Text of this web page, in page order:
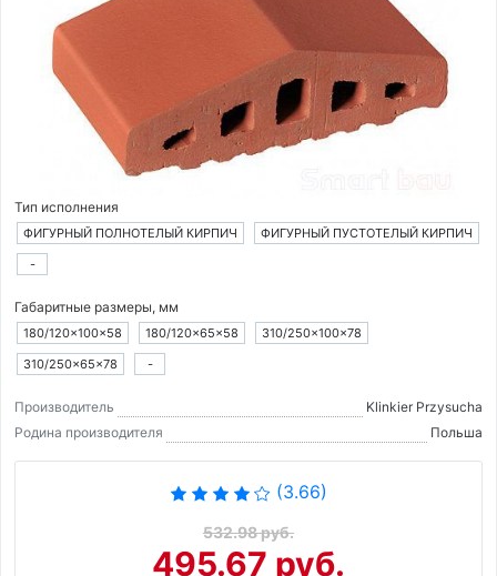
Тип исполнения
ФИГУРНЫЙ ПОЛНОТЕЛЫЙ КИРПИЧ
ФИГУРНЫЙ ПУСТОТЕЛЫЙ КИРПИЧ
-
Габаритные размеры, мм
180/120×100×58 180/120×65×58
310/250×100×78
310/250×65×78
-
Производитель
Klinkier Przysucha
Родина производителя
Польша
(3.66)
532.98 руб.
495.67 руб.